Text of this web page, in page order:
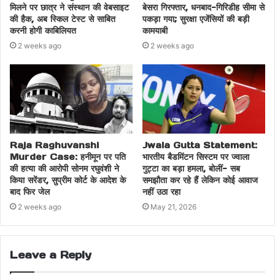
मिलने पर छात्र ने संस्थान की वेबसाइट
की हैक, अब स्किल टेस्ट से साबित
करनी होगी काबिलियत
2 weeks ago
बेसरा गिरफ्तार, धनबाद-गिरिडीह सीमा से
पकड़ा गया; सुरक्षा एजेंसियों की बड़ी
कामयाबी
2 weeks ago
Raja Raghuvanshi
Murder Case: हनीमून पर पति
की हत्या की आरोपी सोनम रघुवंशी ने
किया सरेंडर, सुप्रीम कोर्ट के आदेश के
बाद फिर जेल
2 weeks ago
Jwala Gutta Statement:
भारतीय बैडमिंटन सिस्टम पर ज्वाला
गुट्टा का बड़ा हमला, बोलीं- सब
समझौता कर रहे हैं लेकिन कोई आवाज
नहीं उठा रहा
May 21, 2026
Leave a Reply